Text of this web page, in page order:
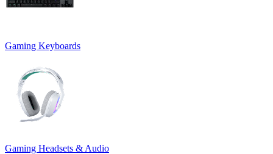
Gaming Keyboards
Gaming Headsets & Audio